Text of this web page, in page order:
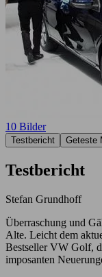
10 Bilder
Testbericht Geteste
Testbericht
Stefan Grundhoff
Überraschung und
Alte. Leicht dem
Bestseller VW Golf,
imposanten